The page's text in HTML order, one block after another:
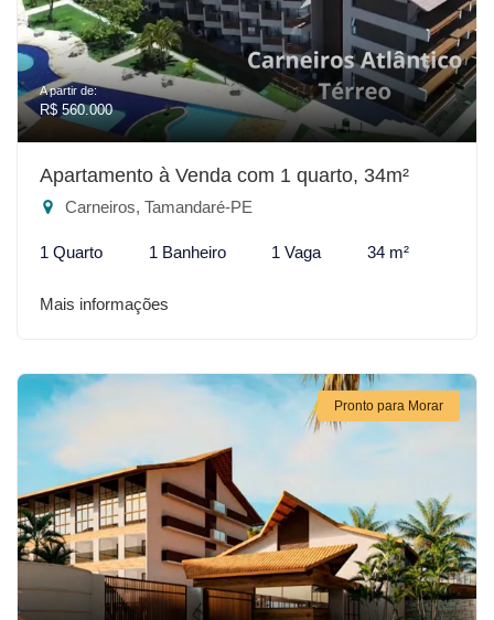
A partir de:
R$ 560.000
Apartamento à Venda com 1 quarto, 34m²
Carneiros, Tamandaré-PE
1 Quarto 1 Banheiro 1 Vaga 34 m²
Mais informações
Pronto para Morar